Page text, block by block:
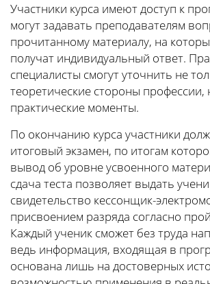
Участники курса имеют доступ к
могут задавать преподавателям
прочитанному материалу, на
получат индивидуальный ответ.
специалисты смогут уточнить не
теоретические стороны профессии,
практические моменты.
По окончанию курса участники
итоговый экзамен, по итогам
вывод об уровне усвоенного
сдача теста позволяет выдать
свидетельство кессонщик-
присвоением разряда согласно
Каждый ученик сможет без труда
ведь информация, входящая в
основана лишь на достоверных